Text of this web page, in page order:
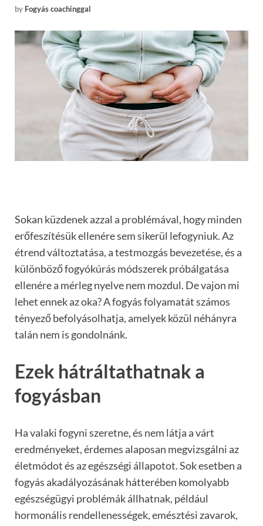
by Fogyás coachinggal
Sokan küzdenek azzal a problémával, hogy minden
erőfeszítésük ellenére sem sikerül lefogyniuk. Az
étrend változtatása, a testmozgás bevezetése, és a
különböző fogyókúrás módszerek próbálgatása
ellenére a mérleg nyelve nem mozdul. De vajon mi
lehet ennek az oka? A fogyás folyamatát számos
tényező befolyásolhatja, amelyek közül néhányra
talán nem is gondolnánk.
Ezek hátráltathatnak a
fogyásban
Ha valaki fogyni szeretne, és nem látja a várt
eredményeket, érdemes alaposan megvizsgálni az
életmódot és az egészségi állapotot. Sok esetben a
fogyás akadályozásának hátterében komolyabb
egészségügyi problémák állhatnak, például
hormonális rendellenességek, emésztési zavarok,